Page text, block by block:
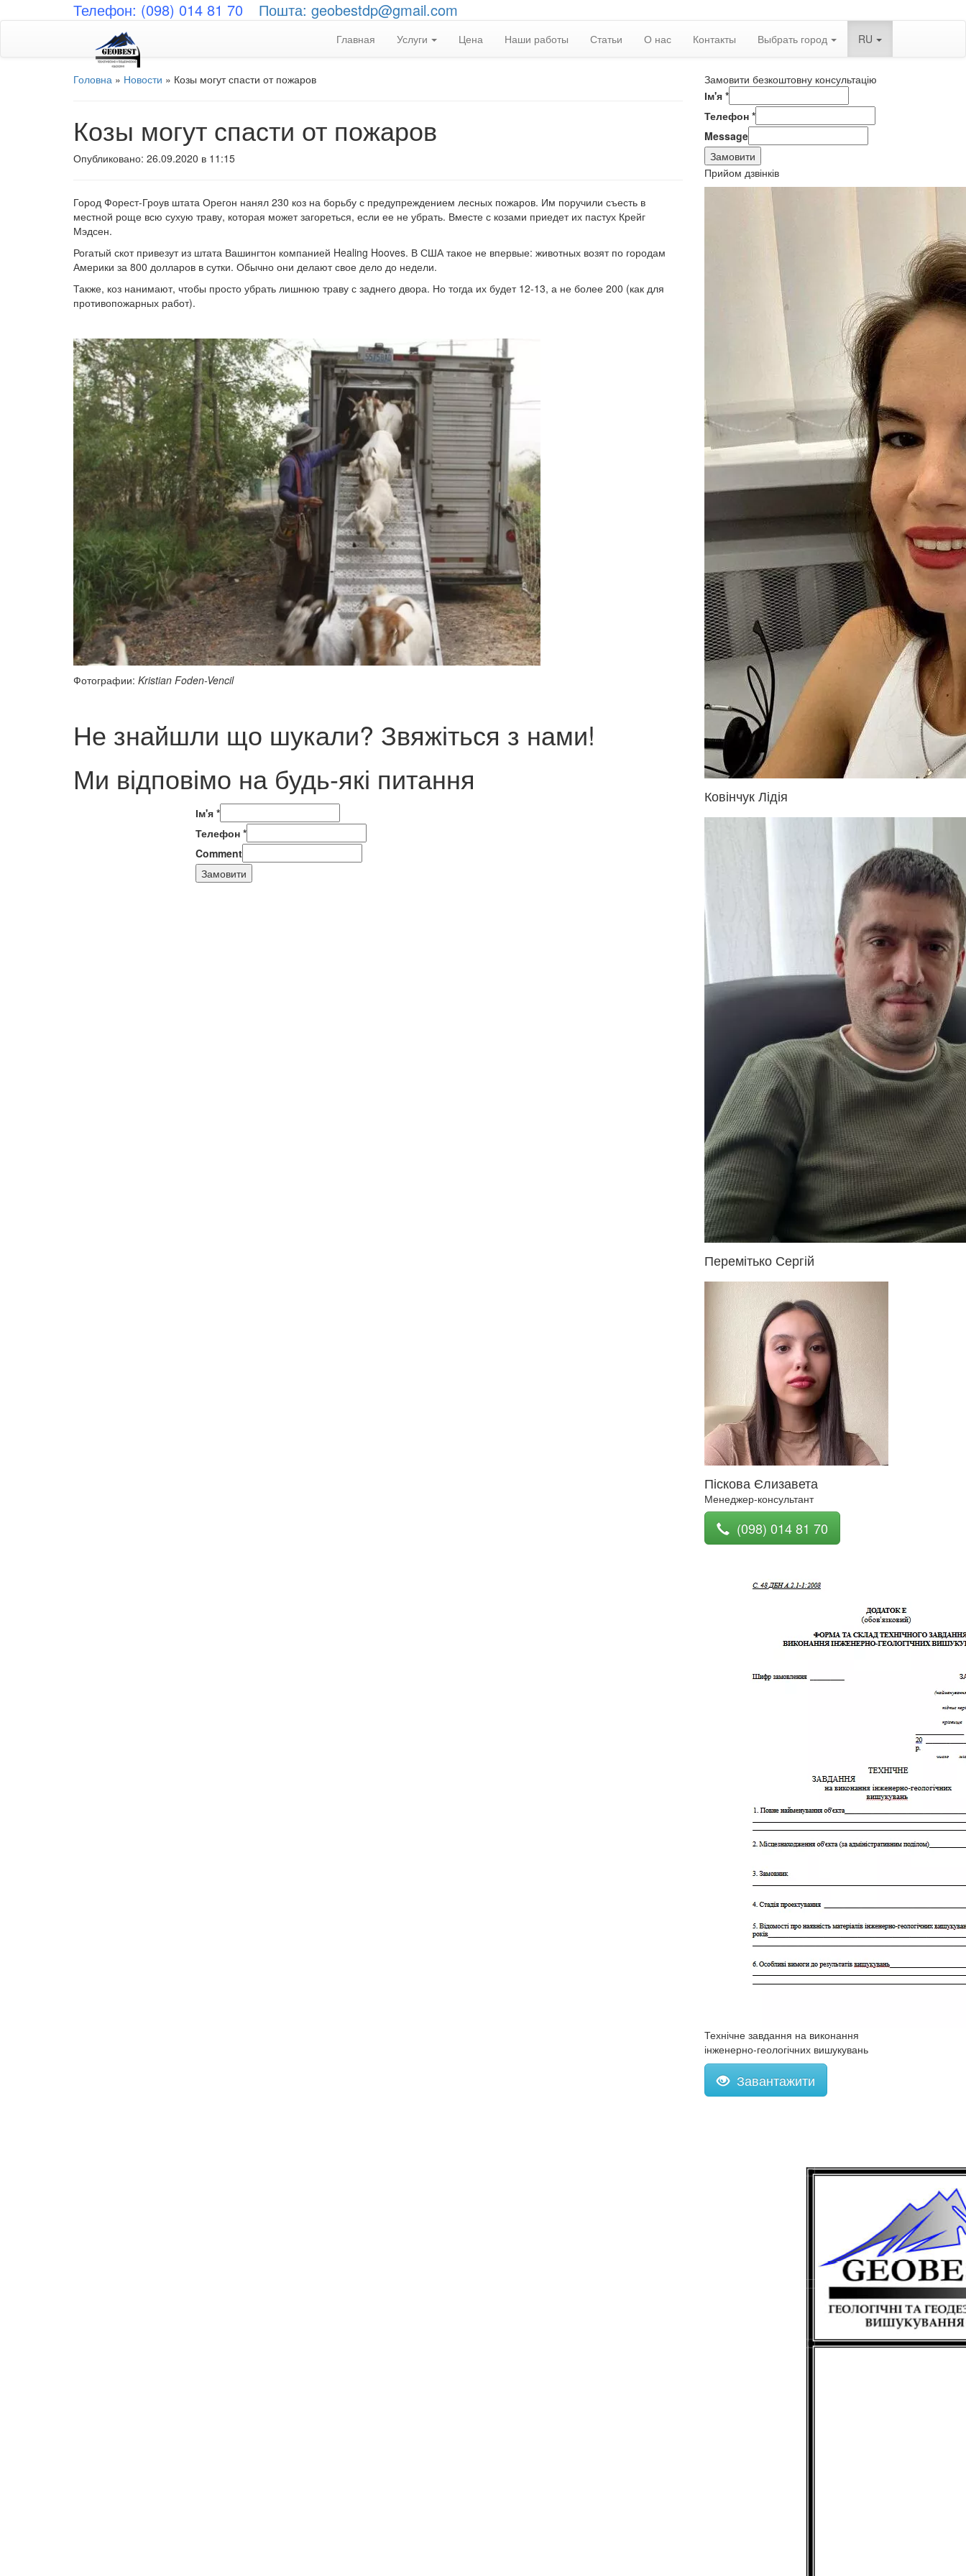
Телефон: (098) 014 81 70 Пошта: geobestdp@gmail.com
Главная Услуги Цена Наши работы Статьи О нас Контакты Выбрать город RU
Головна » Новости » Козы могут спасти от пожаров
Козы могут спасти от пожаров
Опубликовано: 26.09.2020 в 11:15
Город Форест-Гроув штата Орегон нанял 230 коз на борьбу с предупреждением лесных пожаров. Им поручили съесть в
местной роще всю сухую траву, которая может загореться, если ее не убрать. Вместе с козами приедет их пастух Крейг
Мэдсен.
Рогатый скот привезут из штата Вашингтон компанией Healing Hooves. В США такое не впервые: животных возят по городам
Америки за 800 долларов в сутки. Обычно они делают свое дело до недели.
Также, коз нанимают, чтобы просто убрать лишнюю траву с заднего двора. Но тогда их будет 12-13, а не более 200 (как для
противопожарных работ).
Фотографии: Kristian Foden-Vencil
Не знайшли що шукали? Звяжіться з нами!
Ми відповімо на будь-які питання
Ім'я *
Телефон *
Comment
Замовити
Замовити безкоштовну консультацію
Ім'я *
Телефон *
Message
Замовити
Прийом дзвінків
Ковінчук Лідія
Перемітько Сергій
Піскова Єлизавета
Менеджер-консультант
(098) 014 81 70
Технічне завдання на виконання
інженерно-геологічних вишукувань
Завантажити